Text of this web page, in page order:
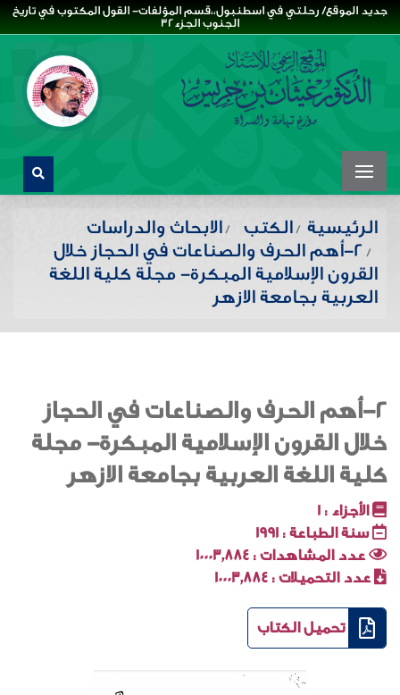
جديد الموقع/ رحلتي في اسطنبول،،قسم المؤلفات- القول المكتوب في تاريخ
الجنوب الجزء32
الرئيسية الكتب
الابحاث والدراسات
2-أهم الحرف والصناعات في الحجاز خلال
القرون الإسلامية المبكرة- مجلة كلية اللغة
العربية بجامعة الازهر
2-أهم الحرف والصناعات في الحجاز
خلال القرون الإسلامية المبكرة- مجلة
كلية اللغة العربية بجامعة الازهر
الأجزاء : 1
سنة الطباعة : 1991
عدد المشاهدات : 10003٬884
عدد التحميلات : 10003٬884
تحميل الكتاب